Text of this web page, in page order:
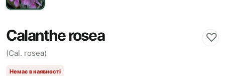
Calanthe rosea ♡
(Cal. rosea)
Немає в наявності